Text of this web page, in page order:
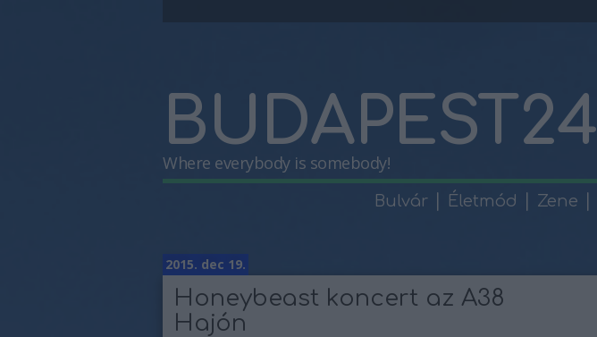
BUDAPEST24
Where everybody is somebody!
Bulvár Életmód Zene
2015. dec 19.
Honeybeast koncert az A38
Hajón